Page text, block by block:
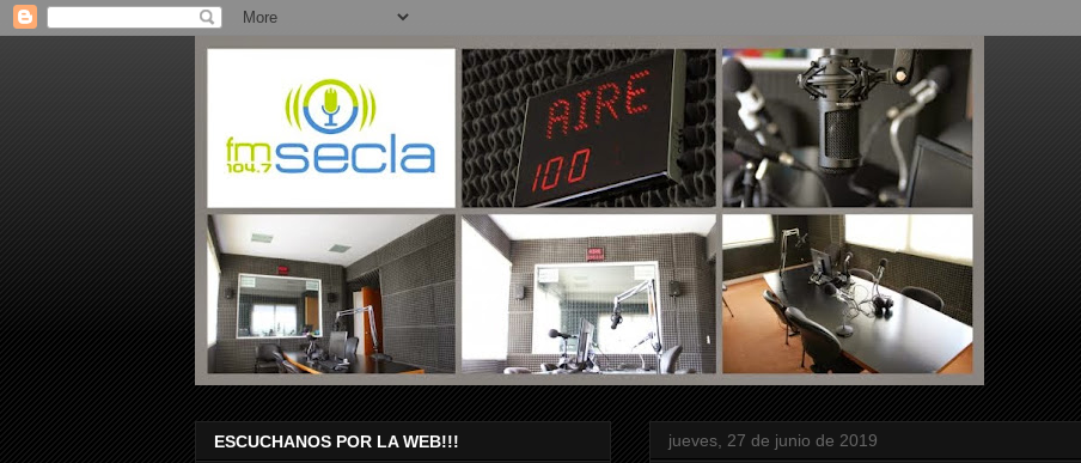
jueves, 27 de junio de 2019
ESCUCHANOS POR LA WEB!!!